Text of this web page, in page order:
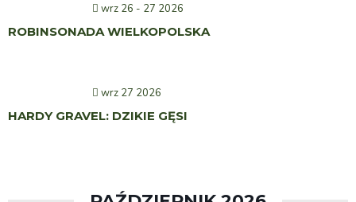
wrz 26 - 27 2026
ROBINSONADA WIELKOPOLSKA
wrz 27 2026
HARDY GRAVEL: DZIKIE GĘSI